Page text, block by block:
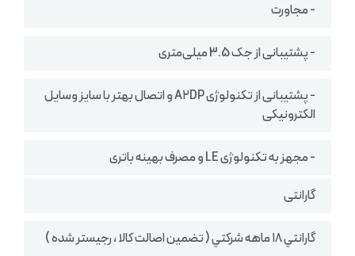
- مجاورت
- پشتیبانی از جک 3.5 میلی‌متری
- پشتیبانی از تکنولوژی A۲DP و اتصال بهتر با سایز وسایل
الکترونیکی
- مجهز به تکنولوژی LE و مصرف بهینه باتری
گارانتی
گارانتي ١٨ ماهه شركتي ( تضمين اصالت كالا ، رجيستر شده )